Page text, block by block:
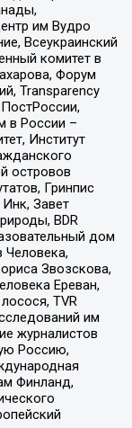
им Вудро
Всеукраинский
комитет в
Форум
Transparеncy
в России –
Институт
островов
Гринпис
Завет
BDR
дом
Звозскова,
Ереван,
TVR
им
журналистов
Россию,
Финланд,